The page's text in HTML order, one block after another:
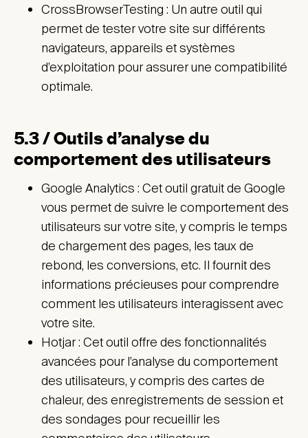
CrossBrowserTesting : Un autre outil qui
permet de tester votre site sur différents
navigateurs, appareils et systèmes
d’exploitation pour assurer une compatibilité
optimale.
5.3 / Outils d’analyse du
comportement des utilisateurs
Google Analytics : Cet outil gratuit de Google
vous permet de suivre le comportement des
utilisateurs sur votre site, y compris le temps
de chargement des pages, les taux de
rebond, les conversions, etc. Il fournit des
informations précieuses pour comprendre
comment les utilisateurs interagissent avec
votre site.
Hotjar : Cet outil offre des fonctionnalités
avancées pour l’analyse du comportement
des utilisateurs, y compris des cartes de
chaleur, des enregistrements de session et
des sondages pour recueillir les